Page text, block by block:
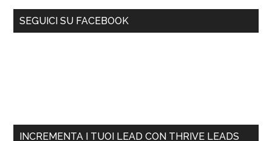
SEGUICI SU FACEBOOK
INCREMENTA I TUOI LEAD CON THRIVE LEADS